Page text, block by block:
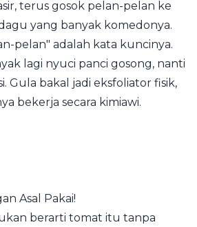
terus gosok pelan-pelan ke
yang banyak komedonya.
pelan" adalah kata kuncinya.
lagi nyuci panci gosong, nanti
Gula bakal jadi eksfoliator fisik,
bekerja secara kimiawi.
Asal Pakai!
berarti tomat itu tanpa